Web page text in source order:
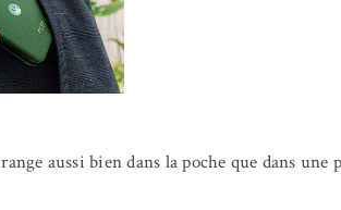
aussi bien dans la poche que dans une